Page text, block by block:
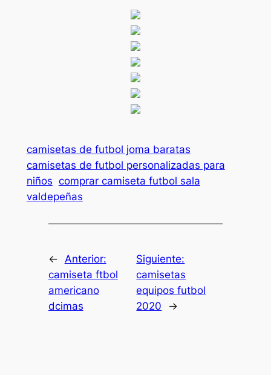
camisetas de futbol joma baratas
camisetas de futbol personalizadas para
niños comprar camiseta futbol sala
valdepeñas
← Anterior:
camiseta ftbol
americano
dcimas
Siguiente:
camisetas
equipos futbol
2020
→